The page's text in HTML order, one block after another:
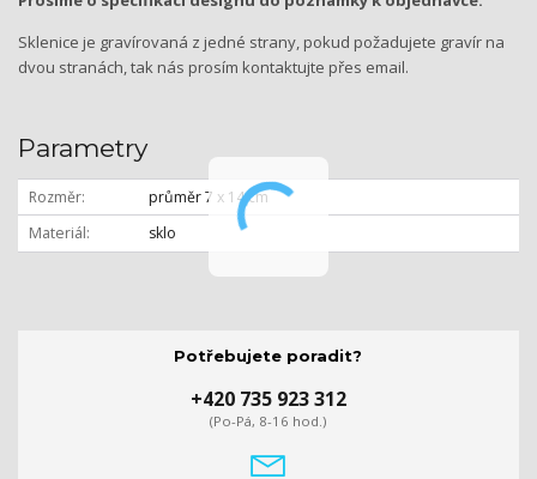
Sklenice je gravírovaná z jedné strany, pokud požadujete gravír na
dvou stranách, tak nás prosím kontaktujte přes email.
Parametry
Rozměr
průměr 7 x 14 cm
Materiál
sklo
Potřebujete poradit?
+420 735 923 312
(Po-Pá, 8-16 hod.)